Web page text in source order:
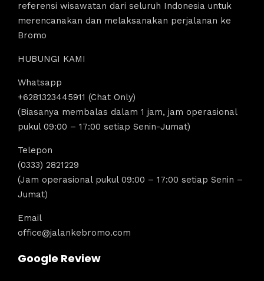
referensi wisawatan dari seluruh Indonesia untuk
merencanakan dan melaksanakan perjalanan ke
Bromo
HUBUNGI KAMI
Whatsapp
+6281323445911 (Chat Only)
(Biasanya membalas dalam 1 jam, jam operasional
pukul 09:00 – 17:00 setiap Senin-Jumat)
Telepon
(0333) 2821229
(Jam operasional pukul 09:00 – 17:00 setiap Senin –
Jumat)
Email
office@jalankebromo.com
Google Review